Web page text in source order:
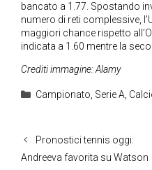
bancato a 1.77. Spostando
numero di reti complessive,
maggiori chance rispetto
indicata a 1.60 mentre la
Crediti immagine: Alamy
Categorie
Campionato, Serie A,
Pronostici tennis oggi:
Andreeva favorita su Watson